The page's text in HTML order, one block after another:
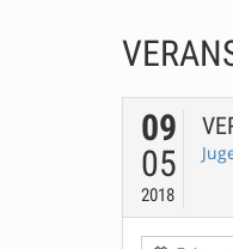
09
05
2018